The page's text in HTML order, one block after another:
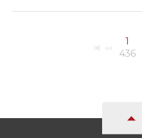
1
436